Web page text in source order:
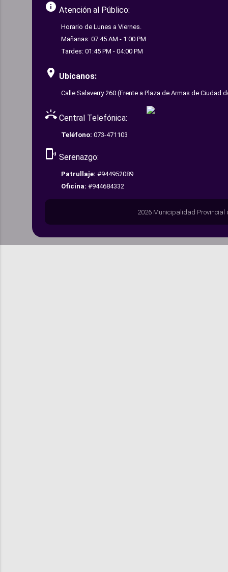
info Atención al Público:
Horario de Lunes a Viernes.
Mañanas: 07:45 AM - 1:00 PM
Tardes: 01:45 PM - 04:00 PM
room Ubícanos:
Calle Salaverry 260 (Frente a Plaza de Armas de Ciudad
ring_volume Central Telefónica:
Teléfono: 073-471103
phonelink_ring Serenazgo:
Patrullaje: #944952089
Oficina: #944684332
2026 Municipalidad Provincial